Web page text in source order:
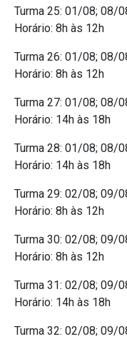
Turma 25: 01/08; 08/
Horário: 8h às 12h
Turma 26: 01/08; 08/
Horário: 8h às 12h
Turma 27: 01/08; 08/
Horário: 14h às 18h
Turma 28: 01/08; 08/
Horário: 14h às 18h
Turma 29: 02/08; 09/
Horário: 8h às 12h
Turma 30: 02/08; 09/
Horário: 8h às 12h
Turma 31: 02/08; 09/
Horário: 14h às 18h
Turma 32: 02/08; 09/